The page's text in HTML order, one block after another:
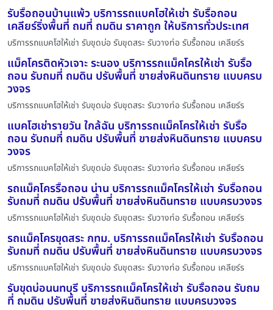
รับรื้อถอนบ้านแพ้ว บริการรถแบคโฮให้เช่า รับรื้อถอน
เคลียร์ริ่งพื้นที่ ถมที่ ถมดิน ราคาถูก ให้บริการทั่วประเทศ
บริการรถแบคโฮให้เช่า รับขุดบ่อ รับขุดสระ รับวางท่อ รับรื้อถอน เคลียร์ร
แม็คโครติดหัวเจาะ ระนอง บริการรถแม็คโครให้เช่า รับรื้อ
ถอน รับถมที่ ถมดิน ปรับพื้นที่ ขายส่งหินดินทราย แบบครบ
วงจร
บริการรถแบคโฮให้เช่า รับขุดบ่อ รับขุดสระ รับวางท่อ รับรื้อถอน เคลียร์ร
แบคโฮเช่ารายวัน ใกล้ฉัน บริการรถแม็คโครให้เช่า รับรื้อ
ถอน รับถมที่ ถมดิน ปรับพื้นที่ ขายส่งหินดินทราย แบบครบ
วงจร
บริการรถแบคโฮให้เช่า รับขุดบ่อ รับขุดสระ รับวางท่อ รับรื้อถอน เคลียร์ร
รถแม็คโครรื้อถอน น่าน บริการรถแม็คโครให้เช่า รับรื้อถอน
รับถมที่ ถมดิน ปรับพื้นที่ ขายส่งหินดินทราย แบบครบวงจร
บริการรถแบคโฮให้เช่า รับขุดบ่อ รับขุดสระ รับวางท่อ รับรื้อถอน เคลียร์ร
รถแม็คโครขุดสระ กทม. บริการรถแม็คโครให้เช่า รับรื้อถอน
รับถมที่ ถมดิน ปรับพื้นที่ ขายส่งหินดินทราย แบบครบวงจร
บริการรถแบคโฮให้เช่า รับขุดบ่อ รับขุดสระ รับวางท่อ รับรื้อถอน เคลียร์ร
รับขุดบ่อนนทบุรี บริการรถแม็คโครให้เช่า รับรื้อถอน รับถม
ที่ ถมดิน ปรับพื้นที่ ขายส่งหินดินทราย แบบครบวงจร